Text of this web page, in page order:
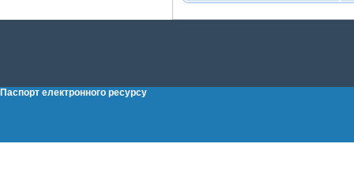
Паспорт електронного ресурсу